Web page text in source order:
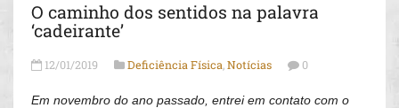
O caminho dos sentidos na palavra
‘cadeirante’
12/01/2019 Deficiência Física Notícias 0
Em novembro do ano passado, entrei em contato com o